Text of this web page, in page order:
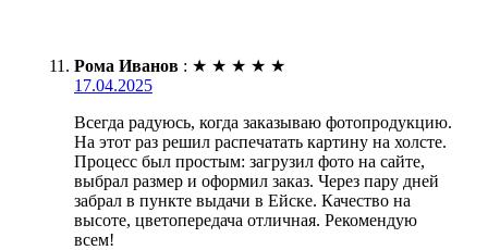
Рома Иванов : ★ ★ ★ ★ ★
17.04.2025
Всегда радуюсь, когда заказываю фотопродукцию.
На этот раз решил распечатать картину на холсте.
Процесс был простым: загрузил фото на сайте,
выбрал размер и оформил заказ. Через пару дней
забрал в пункте выдачи в Ейске. Качество на
высоте, цветопередача отличная. Рекомендую
всем!